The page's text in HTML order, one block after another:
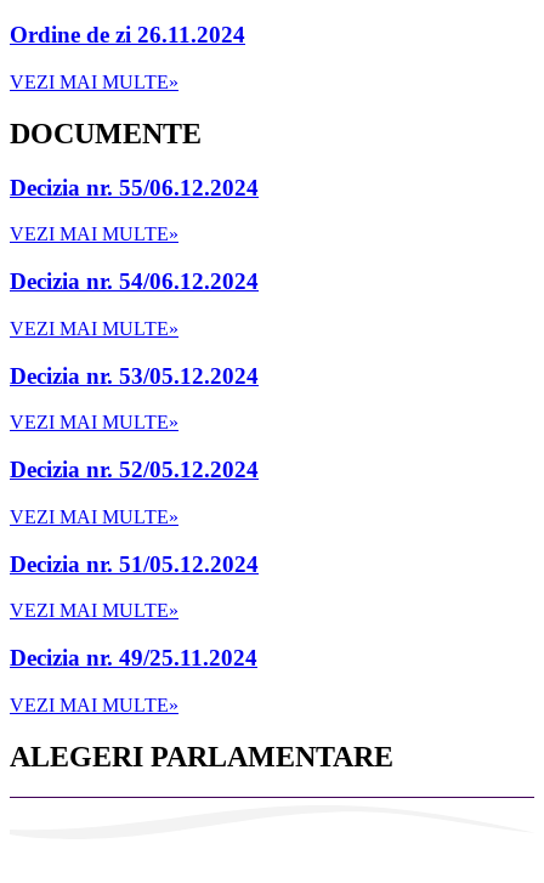
Ordine de zi 26.11.2024
VEZI MAI MULTE»
DOCUMENTE
Decizia nr. 55/06.12.2024
VEZI MAI MULTE»
Decizia nr. 54/06.12.2024
VEZI MAI MULTE»
Decizia nr. 53/05.12.2024
VEZI MAI MULTE»
Decizia nr. 52/05.12.2024
VEZI MAI MULTE»
Decizia nr. 51/05.12.2024
VEZI MAI MULTE»
Decizia nr. 49/25.11.2024
VEZI MAI MULTE»
ALEGERI PARLAMENTARE